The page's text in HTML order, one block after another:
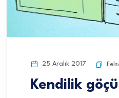
25 Aralık 2017
Kendilik